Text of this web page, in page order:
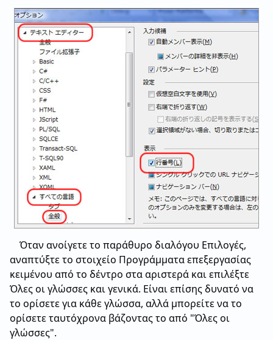
Όταν ανοίγετε το παράθυρο διαλόγου Επιλογές,
αναπτύξτε το στοιχείο Προγράμματα επεξεργασίας
κειμένου από το δέντρο στα αριστερά και επιλέξτε
Όλες οι γλώσσες και γενικά. Είναι επίσης δυνατό να
το ορίσετε για κάθε γλώσσα, αλλά μπορείτε να το
ορίσετε ταυτόχρονα βάζοντας το από "Όλες οι
γλώσσες".